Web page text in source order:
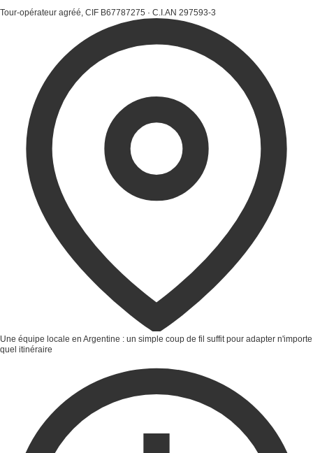
Tour-opérateur agréé, CIF B67787275 · C.I.AN 297593-3
Une équipe locale en Argentine : un simple coup de fil suffit pour adapter n'importe
quel itinéraire